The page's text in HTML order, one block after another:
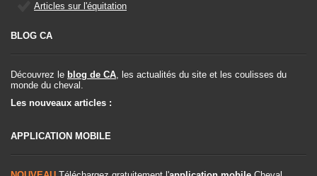
Articles sur l'équitation
BLOG CA
Découvrez le blog de CA, les actualités du site et les coulisses du
monde du cheval.
Les nouveaux articles :
APPLICATION MOBILE